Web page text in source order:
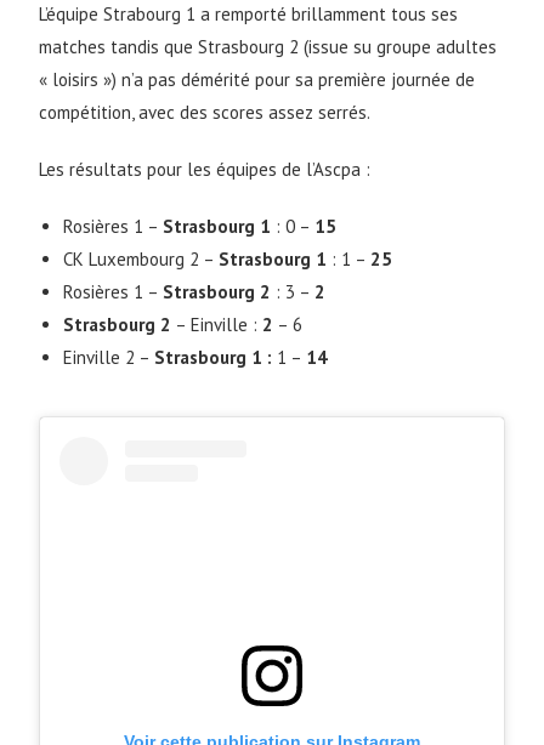
L’équipe Strabourg 1 a remporté brillamment tous ses
matches tandis que Strasbourg 2 (issue su groupe adultes
« loisirs ») n’a pas démérité pour sa première journée de
compétition, avec des scores assez serrés.
Les résultats pour les équipes de l’Ascpa :
Rosières 1 – Strasbourg 1 : 0 – 15
CK Luxembourg 2 – Strasbourg 1 : 1 – 25
Rosières 1 – Strasbourg 2 : 3 – 2
Strasbourg 2 – Einville : 2 – 6
Einville 2 – Strasbourg 1 : 1 – 14